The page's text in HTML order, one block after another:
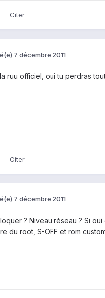
Citer
7 décembre 2011
ruu officiel, oui tu perdras
Citer
7 décembre 2011
? Niveau réseau ? Si
du root, S-OFF et rom